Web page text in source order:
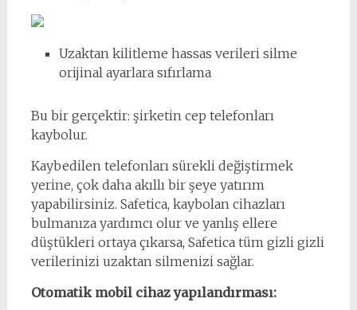
Uzaktan kilitleme hassas verileri silme
orijinal ayarlara sıfırlama
Bu bir gerçektir: şirketin cep telefonları
kaybolur.
Kaybedilen telefonları sürekli değiştirmek
yerine, çok daha akıllı bir şeye yatırım
yapabilirsiniz. Safetica, kaybolan cihazları
bulmanıza yardımcı olur ve yanlış ellere
düştükleri ortaya çıkarsa, Safetica tüm gizli gizli
verilerinizi uzaktan silmenizi sağlar.
Otomatik mobil cihaz yapılandırması: